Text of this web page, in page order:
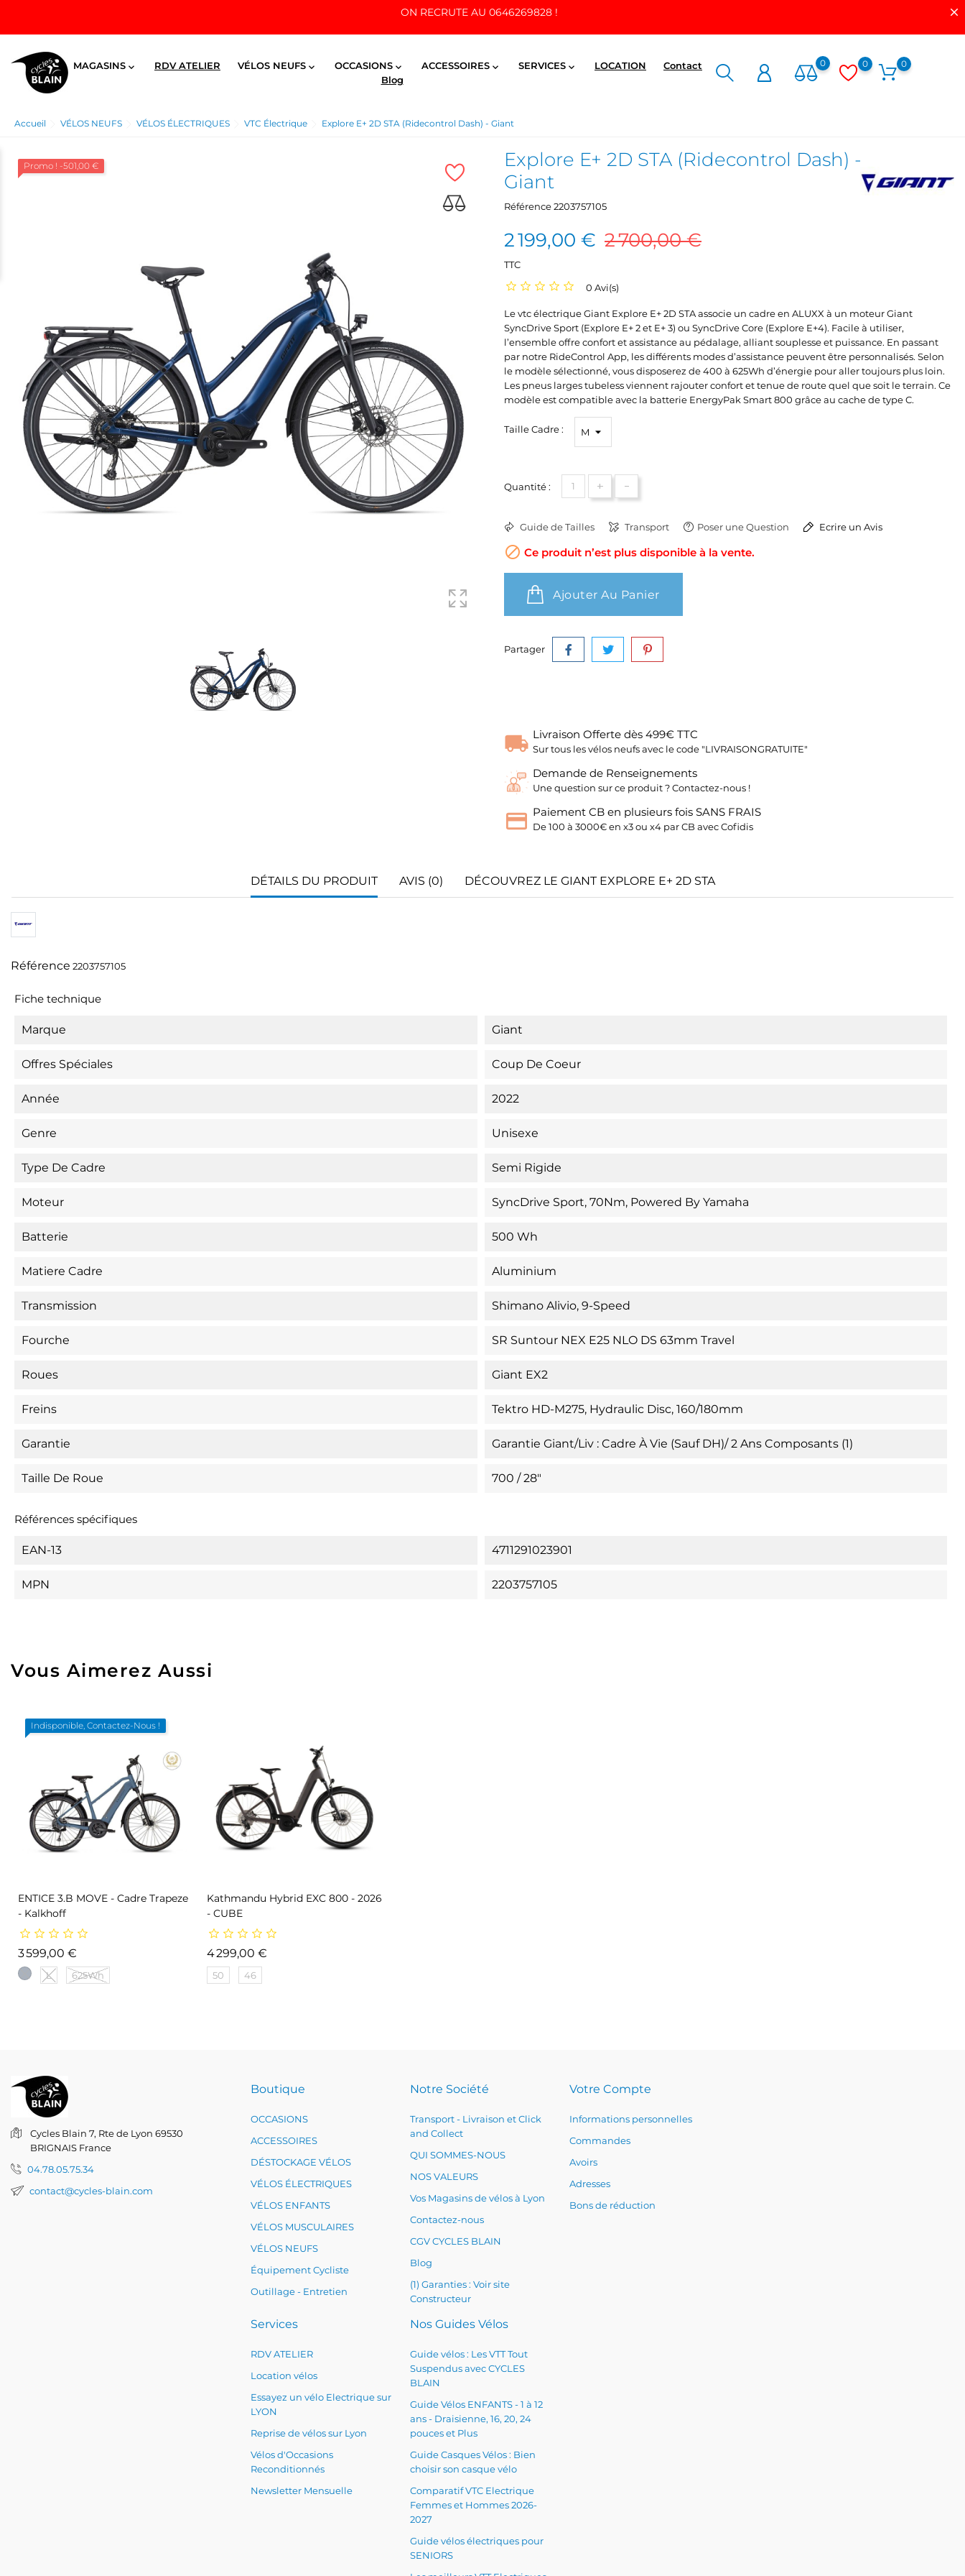
ON RECRUTE AU 0646269828 !
MAGASINS  RDV ATELIER VÉLOS NEUFS  OCCASIONS  ACCESSOIRES  SERVICES  LOCATION
Contact
Blog
0 0 0
Accueil VÉLOS NEUFS VÉLOS ÉLECTRIQUES VTC Électrique Explore E+ 2D STA (Ridecontrol Dash) - Giant
Promo ! -501,00 €
Explore E+ 2D STA (Ridecontrol Dash) -
Giant
Référence2203757105
2 199,00 € 2 700,00 €
TTC
0 Avi(s)
Le vtc électrique Giant Explore E+ 2D STA associe un cadre en ALUXX à un moteur Giant
SyncDrive Sport (Explore E+ 2 et E+ 3) ou SyncDrive Core (Explore E+4). Facile à utiliser,
l’ensemble offre confort et assistance au pédalage, alliant souplesse et puissance. En passant
par notre RideControl App, les différents modes d’assistance peuvent être personnalisés. Selon
le modèle sélectionné, vous disposerez de 400 à 625Wh d’énergie pour aller toujours plus loin.
Les pneus larges tubeless viennent rajouter confort et tenue de route quel que soit le terrain. Ce
modèle est compatible avec la batterie EnergyPak Smart 800 grâce au cache de type C.
Taille Cadre :
Quantité : + -
Guide de Tailles Transport Poser une Question Ecrire un Avis
 Ce produit n’est plus disponible à la vente.
Ajouter Au Panier
Partager
Livraison Offerte dès 499€ TTC
Sur tous les vélos neufs avec le code "LIVRAISONGRATUITE"
Demande de Renseignements
Une question sur ce produit ? Contactez-nous !
Paiement CB en plusieurs fois SANS FRAIS
De 100 à 3000€ en x3 ou x4 par CB avec Cofidis
DÉTAILS DU PRODUIT AVIS (0) DÉCOUVREZ LE GIANT EXPLORE E+ 2D STA
Référence 2203757105
Fiche technique
Marque Giant
Offres Spéciales Coup De Coeur
Année 2022
Genre Unisexe
Type De Cadre Semi Rigide
Moteur SyncDrive Sport, 70Nm, Powered By Yamaha
Batterie 500 Wh
Matiere Cadre Aluminium
Transmission Shimano Alivio, 9-Speed
Fourche SR Suntour NEX E25 NLO DS 63mm Travel
Roues Giant EX2
Freins Tektro HD-M275, Hydraulic Disc, 160/180mm
Garantie Garantie Giant/Liv : Cadre À Vie (sauf DH)/ 2 Ans Composants (1)
Taille De Roue 700 / 28"
Références spécifiques
EAN-13 4711291023901
MPN 2203757105
Vous Aimerez Aussi
Indisponible, Contactez-Nous !
ENTICE 3.B MOVE - Cadre Trapeze
- Kalkhoff
3 599,00 €
L 625Wh
Kathmandu Hybrid EXC 800 - 2026
- CUBE
4 299,00 €Prix
50 46
Cycles Blain 7, Rte de Lyon 69530
BRIGNAIS France
04.78.05.75.34
contact@cycles-blain.com
Boutique
OCCASIONS
ACCESSOIRES
DÉSTOCKAGE VÉLOS
VÉLOS ÉLECTRIQUES
VÉLOS ENFANTS
VÉLOS MUSCULAIRES
VÉLOS NEUFS
Équipement Cycliste
Outillage - Entretien
Notre Société
Transport - Livraison et Click
and Collect
QUI SOMMES-NOUS
NOS VALEURS
Vos Magasins de vélos à Lyon
Contactez-nous
CGV CYCLES BLAIN
Blog
(1) Garanties : Voir site
Constructeur
Services
RDV ATELIER
Location vélos
Essayez un vélo Electrique sur
LYON
Reprise de vélos sur Lyon
Vélos d'Occasions
Reconditionnés
Newsletter Mensuelle
Nos Guides Vélos
Guide vélos : Les VTT Tout
Suspendus avec CYCLES
BLAIN
Guide Vélos ENFANTS - 1 à 12
ans - Draisienne, 16, 20, 24
pouces et Plus
Guide Casques Vélos : Bien
choisir son casque vélo
Comparatif VTC Electrique
Femmes et Hommes 2026-
2027
Guide vélos électriques pour
SENIORS
Votre Compte
Informations personnelles
Commandes
Avoirs
Adresses
Bons de réduction